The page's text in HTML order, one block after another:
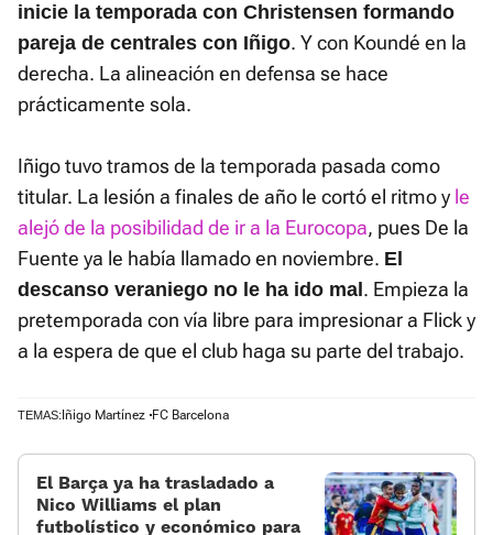
inicie la temporada con Christensen formando
pareja de centrales con Iñigo. Y con Koundé en la
derecha. La alineación en defensa se hace
prácticamente sola.
Iñigo tuvo tramos de la temporada pasada como
titular. La lesión a finales de año le cortó el ritmo y le
alejó de la posibilidad de ir a la Eurocopa, pues De la
Fuente ya le había llamado en noviembre. El
descanso veraniego no le ha ido mal . Empieza la
pretemporada con vía libre para impresionar a Flick y
a la espera de que el club haga su parte del trabajo.
TEMAS: Iñigo Martínez FC Barcelona
El Barça ya ha trasladado a
Nico Williams el plan
futbolístico y económico para